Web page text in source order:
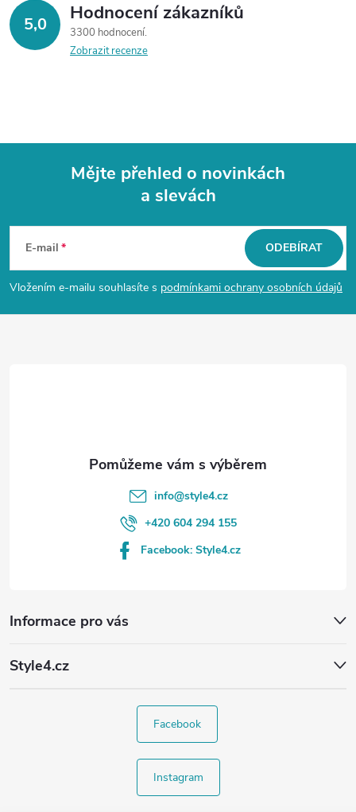
5,0 Hodnocení zákazníků
3300 hodnocení
Zobrazit recenze
p
Mějte přehled o novinkách
a slevách
E-mail
Vložením e-mailu souhlasíte s podmínkami ochrany osobních údajů
ODEBÍRAT
Informace pro vás
Style4.cz
info@style4.cz
+420 604 294 155
Facebook: Style4.cz
Facebook
Instagram